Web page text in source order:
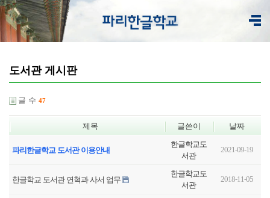
도서관 게시판
글 수 47
제목 글쓴이 날짜
파리한글학교 도서관 이용안내
한글학교도
서관
2021-09-19
한글학교 도서관 연혁과 사서 업무
한글학교도
서관
2018-11-05